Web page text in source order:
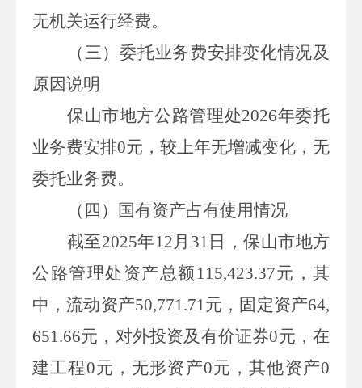
无机关运行经费。
（三）委托业务费安排变化情况及
原因说明
保山市地方公路管理处2026年委托
业务费安排0元，较上年无增减变化，无
委托业务费。
（ 四 ） 国有资产占有使用情况
截至2025年12月 31 日，保山市地方
公路管理处资产总额 115,423.37元，其
中，流动资产50,771.71元，固定资产64,
651.66元，对外投资及有价证券0元，在
建工程0元，无形资产0元，其他资产0